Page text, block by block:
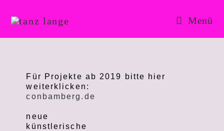
Menü
Für Projekte ab 2019 bitte hier
weiterklicken:
conbamberg.de
neue
künstlerische